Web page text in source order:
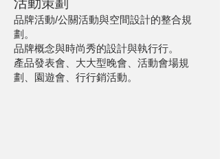
品牌活動/公關活動與空間設計的整合規
劃。
品牌概念與時尚秀的設計與執⾏行。
產品發表會、⼤大型晚會、活動會場規
劃、園遊會、⾏行銷活動。